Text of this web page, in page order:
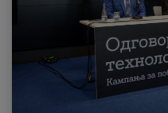
Поддршка
Надополни кредит